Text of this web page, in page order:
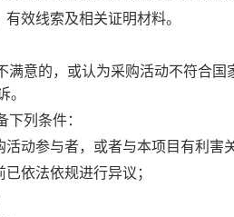
效线索及相关证明材料。
满意的，或认为采购活动不符合
。
下列条件：
活动参与者，或者与本项目有利害
依法依规进行异议；